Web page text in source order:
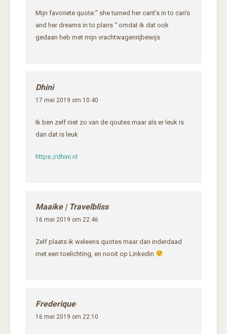
Mijn favoriete quote:” she turned her cant’s in to can’s
and her dreams in to plans “ omdat ik dat ook
gedaan heb met mijn vrachtwagenrijbewijs
Dhini
17 mei 2019 om 10:40
Ik ben zelf niet zo van de qoutes maar als er leuk is
dan dat is leuk
https://dhini.nl
Maaike | Travelbliss
16 mei 2019 om 22:46
Zelf plaats ik weleens quotes maar dan inderdaad
met een toelichting, en nooit op Linkedin
Frederique
16 mei 2019 om 22:10